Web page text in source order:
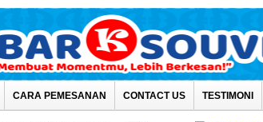
CARA PEMESANAN CONTACT US TESTIMONI